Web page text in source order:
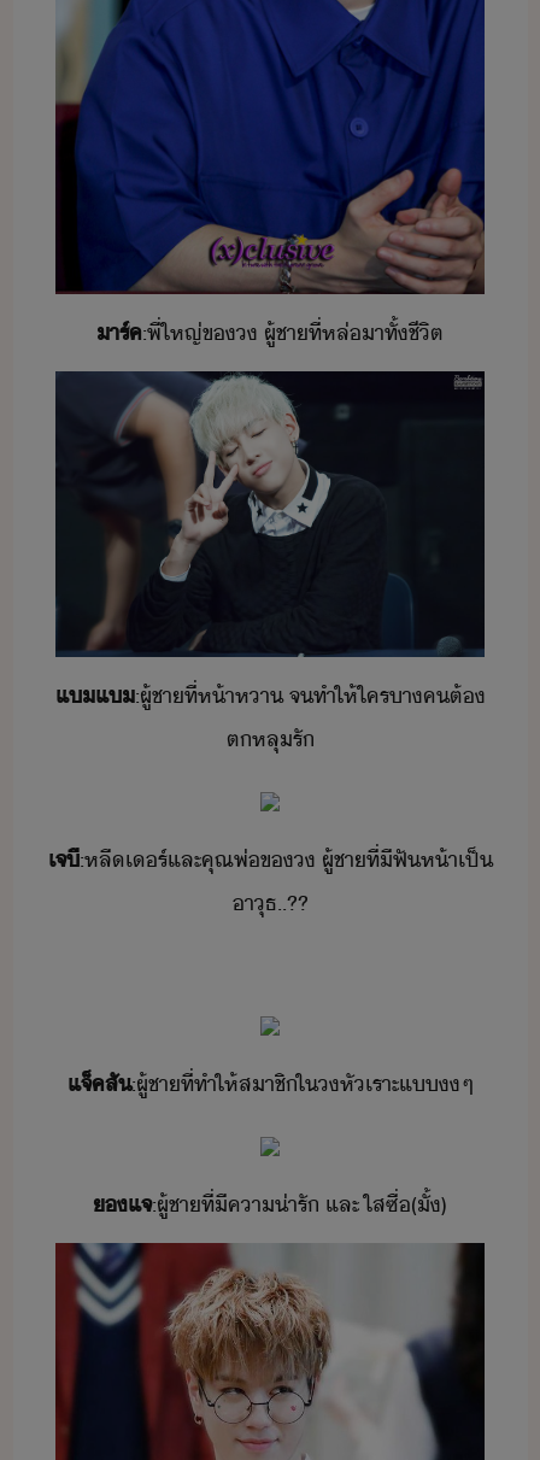
​าร์ค​:​พี่ใหญ่​ข​​ ​ผู้ชา​ที่​หล่​าทั​้​ชีิต
​แ​แ​:​ผู้ชา​ที่​ห้าหา​ ​จ​ทำให้​ใคร​าค​ต้​
ตหลุรั​
​เจี​:​หลี​เร์​และ​คุณพ่​ข​​ ​ผู้ชา​ที่​ี​ฟัห้า​เป็​
าุธ​..??
​แจ็ค​สั​:​ผู้ชา​ที่​ทำให้​สาชิ​ใ​​หัเราะ​แ​​ๆ
​​แจ​:​ผู้ชา​ที่​ี​คา่ารั​ ​และ​ ​ใส​ซื่​(​ั้​)